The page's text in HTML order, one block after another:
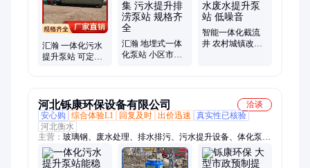
化截流井、智能一体化泵站、一体化雨水提升泵站、污水预制泵
站、雨水预制泵站、玻璃钢一体化泵站
汇瀚 一体化污水
提升泵站 可定制
汇瀚 地埋式一体
化泵站 小区市政
智能一体化截流
井 农村城镇改造
河北铄康环保设备有限公司
洽谈
安心购
综合体验L1 回复及时 出价迅速
真实性已核验
河北衡水
主营： 玻璃钢、废水处理、排水排污、污水提升设备、体化泵
站、排水收集、预制泵站、提升泵站、污水泵站、提升改造、雨
水污水收集、预制智能泵站、玻璃钢污水池盖板、玻璃钢拱形盖